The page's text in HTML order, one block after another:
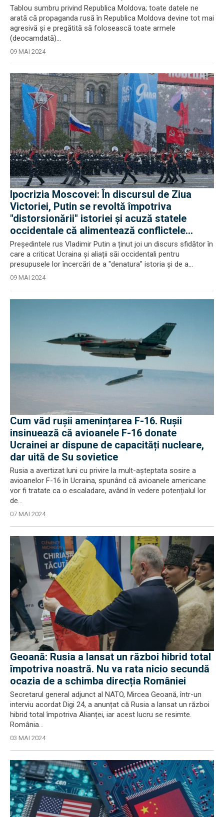
Tablou sumbru privind Republica Moldova; toate datele ne
arată că propaganda rusă în Republica Moldova devine tot mai
agresivă și e pregătită să folosească toate armele
(deocamdată)...
09 MAI 2024
Ipocrizia Moscovei: În discursul de Ziua
Victoriei, Putin se revoltă împotriva
"distorsionării" istoriei şi acuză statele
occidentale că alimentează conflictele
regionale
Președintele rus Vladimir Putin a ținut joi un discurs sfidător în
care a criticat Ucraina și aliații săi occidentali pentru
presupusele lor încercări de a "denatura" istoria și de a...
09 MAI 2024
Cum văd rușii amenințarea F-16. Rușii
insinuează că avioanele F-16 donate
Ucrainei ar dispune de capacități nucleare,
dar uită de Su sovietice
Rusia a avertizat luni cu privire la mult-așteptata sosire a
avioanelor F-16 în Ucraina, spunând că avioanele americane
vor fi tratate ca o escaladare, având în vedere potențialul lor
de...
07 MAI 2024
Geoană: Rusia a lansat un război hibrid total
împotriva noastră. Nu va rata nicio secundă
ocazia de a schimba direcția României
Secretarul general adjunct al NATO, Mircea Geoană, într-un
interviu acordat Digi 24, a anunțat că Rusia a lansat un război
hibrid total împotriva Alianței, iar acest lucru se resimte.
România...
03 MAI 2024